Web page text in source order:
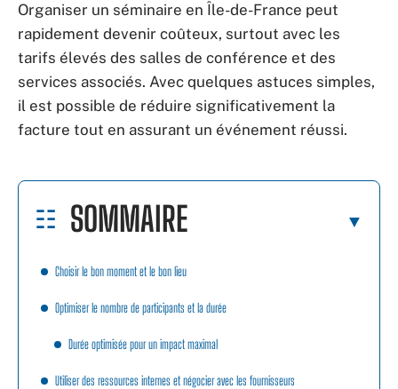
Organiser un séminaire en Île-de-France peut
rapidement devenir coûteux, surtout avec les
tarifs élevés des salles de conférence et des
services associés. Avec quelques astuces simples,
il est possible de réduire significativement la
facture tout en assurant un événement réussi.
SOMMAIRE
Choisir le bon moment et le bon lieu
Optimiser le nombre de participants et la durée
Durée optimisée pour un impact maximal
Utiliser des ressources internes et négocier avec les fournisseurs